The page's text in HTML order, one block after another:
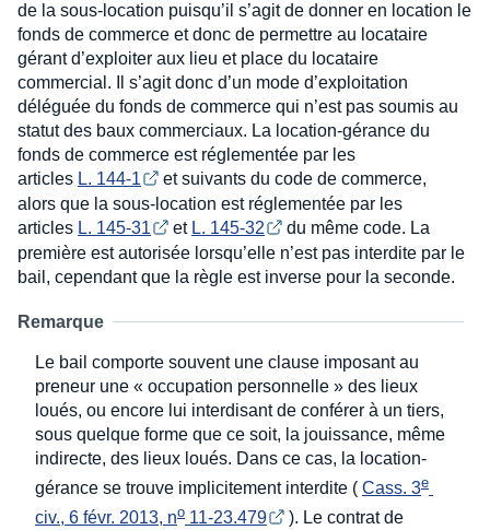
de la sous-location puisqu’il s’agit de donner en location le
fonds de commerce et donc de permettre au locataire
gérant d’exploiter aux lieu et place du locataire
commercial. Il s’agit donc d’un mode d’exploitation
déléguée du fonds de commerce qui n’est pas soumis au
statut des baux commerciaux. La location-gérance du
fonds de commerce est réglementée par les
articles L. 144-1
et suivants du code de commerce,
alors que la sous-location est réglementée par les
articles L. 145-31 et L. 145-32
du même code. La
première est autorisée lorsqu’elle n’est pas interdite par le
bail, cependant que la règle est inverse pour la seconde.
Remarque
Le bail comporte souvent une clause imposant au
preneur une « occupation personnelle » des lieux
loués, ou encore lui interdisant de conférer à un tiers,
sous quelque forme que ce soit, la jouissance, même
indirecte, des lieux loués. Dans ce cas, la location-
gérance se trouve implicitement interdite ( Cass. 3e
civ., 6 févr. 2013, no 11-23.479
). Le contrat de